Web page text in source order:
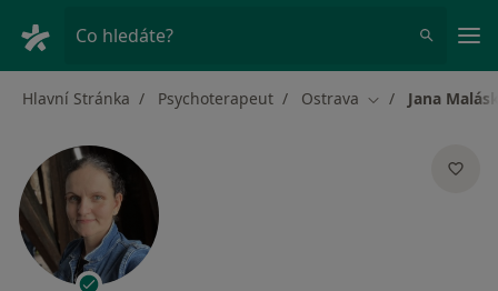
Co hledáte?
Hlavní Stránka Psychoterapeut Ostrava Změna města
Jana